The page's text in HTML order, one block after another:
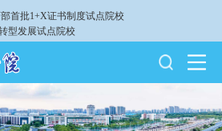
首批1+X证书制度试点院校
型发展试点院校